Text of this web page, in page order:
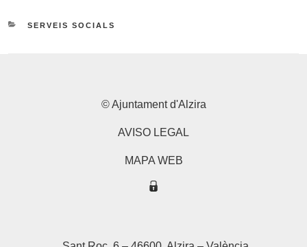
CATEGORIES
SERVEIS SOCIALS
© Ajuntament d'Alzira
AVISO LEGAL
MAPA WEB